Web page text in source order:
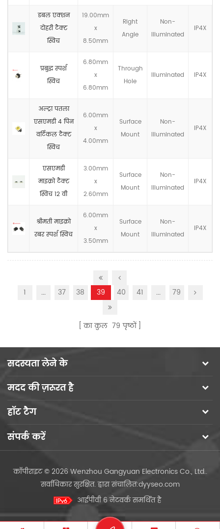
डबल एक्शन
दोहरी टैक्ट
स्विच
19.00mm
x
8.50mm
Right
Angle
Non-
llluminated
IP4X
प्रबुद्ध स्पर्श
स्विच
6.80mm
x
6.80mm
Through
Hole
llluminated IP4X
अल्ट्रा पतला
एसएमडी 4 पिन
वर्टिकल टैक्ट
स्विच
6.00mm
x
4.00mm
Surface
Mount
Non-
llluminated
IP4X
एसएमडी
माइक्रो टैक्ट
स्विच 12 वी
3.00mm
x
2.60mm
Surface
Mount
Non-
llluminated
IP4X
श्रीमती माइक्रो
रबर स्पर्श स्विच
6.00mm
x
3.50mm
Surface
Mount
Non-
llluminated
IP4X
1 ... 37 38 39 40 41 ... 79
का कुल 79 पृष्ठों
सदस्यता लेने के
मदद की ज़रूरत है
हॉट टैग
संपर्क करें
कॉपीराइट © 2026 Wenzhou Gangyuan Electronics Co., Ltd..
सर्वाधिकार सुरक्षित.द्वारा संचालित:dyyseo.com
आईपीवी 6 नेटवर्क समर्थित है